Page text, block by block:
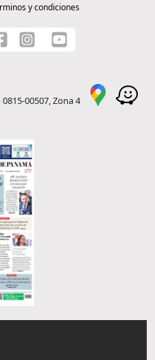
y condiciones
00507, Zona 4